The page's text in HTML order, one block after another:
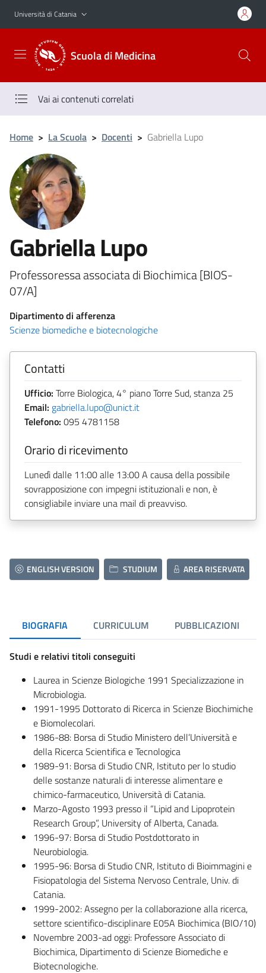
Vai al contenuto principale
Vai al menu di navigazione
Università di Catania
Scuola di Medicina
Vai ai contenuti correlati
Home > La Scuola > Docenti > Gabriella Lupo
Gabriella Lupo
Professoressa associata di Biochimica [BIOS-
07/A]
Dipartimento di afferenza
Scienze biomediche e biotecnologiche
Contatti
Ufficio: Torre Biologica, 4° piano Torre Sud, stanza 25
Email: gabriella.lupo@unict.it
Telefono: 095 4781158
Orario di ricevimento
Lunedì dalle 11:00 alle 13:00 A causa della possibile
sovrapposizione con impegni istituzionali e non, è
consigliabile inviare una mail di preavviso.
ENGLISH VERSION STUDIUM AREA RISERVATA
BIOGRAFIA CURRICULUM PUBBLICAZIONI
Studi e relativi titoli conseguiti
Laurea in Scienze Biologiche 1991 Specializzazione in
Microbiologia.
1991-1995 Dottorato di Ricerca in Scienze Biochimiche
e Biomolecolari.
1986-88: Borsa di Studio Ministero dell’Università e
della Ricerca Scientifica e Tecnologica
1989-91: Borsa di Studio CNR, Istituto per lo studio
delle sostanze naturali di interesse alimentare e
chimico-farmaceutico, Università di Catania.
Marzo-Agosto 1993 presso il “Lipid and Lipoprotein
Research Group”, University of Alberta, Canada.
1996-97: Borsa di Studio Postdottorato in
Neurobiologia.
1995-96: Borsa di Studio CNR, Istituto di Bioimmagini e
Fisiopatologia del Sistema Nervoso Centrale, Univ. di
Catania.
1999-2002: Assegno per la collaborazione alla ricerca,
settore scientifico-disciplinare E05A Biochimica (BIO/10)
Novembre 2003-ad oggi: Professore Associato di
Biochimica, Dipartimento di Scienze Biomediche e
Biotecnologiche.